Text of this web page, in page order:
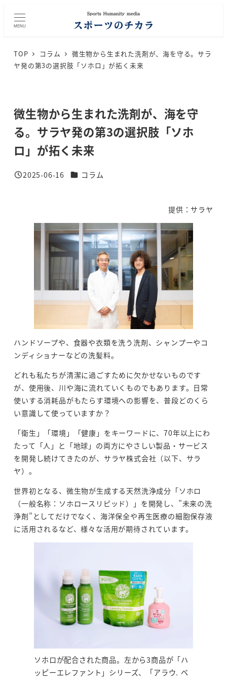
MENU
TOP コラム
微生物から生まれた洗剤が、海を守る。サラ
ヤ発の第3の選択肢「ソホロ」が拓く未来
微生物から生まれた洗剤が、海を守
る。サラヤ発の第3の選択肢「ソホ
ロ」が拓く未来
投稿日
2025-06-16 カテゴリー
コラム
提供：サラヤ
ハンドソープや、食器や衣類を洗う洗剤、シャンプーやコ
ンディショナーなどの洗髪料。
どれも私たちが清潔に過ごすために欠かせないものです
が、使用後、川や海に流れていくものでもあります。日常
使いする消耗品がもたらす環境への影響を、普段どのくら
い意識して使っていますか？
「衛生」「環境」「健康」をキーワードに、70年以上にわ
たって「人」と「地球」の両方にやさしい製品・サービス
を開発し続けてきたのが、サラヤ株式会社（以下、サラ
ヤ）。
世界初となる、微生物が生成する天然洗浄成分「ソホロ
（一般名称：ソホロースリピッド）」を開発し、”未来の洗
浄剤”としてだけでなく、海洋保全や再生医療の細胞保存液
に活用されるなど、様々な活用が期待されています。
ソホロが配合された商品。左から3商品が「ハ
ッピーエレファント」シリーズ、「アラウ. ベ